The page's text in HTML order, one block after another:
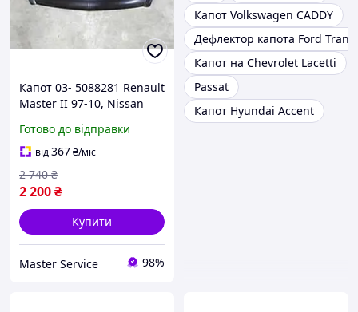
Капот 03- 5088281 Renault
Master II 97-10, Nissan
Movano A 98-10
(7751474717, 6510000QAF
Готово до відправки
від367₴/міс
2 200₴
2 740 ₴
Купити
Master Service 98%
Капот Volkswagen CADDY
Дефлектор капота Ford
Капот на Chevrolet Lacetti
Passat
Капот Hyundai Accent